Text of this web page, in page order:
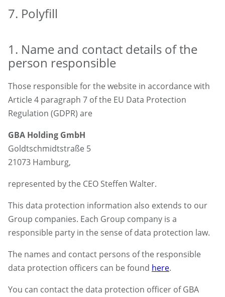
7. Polyfill
1. Name and contact details of the
person responsible
Those responsible for the website in accordance with
Article 4 paragraph 7 of the EU Data Protection
Regulation (GDPR) are
GBA Holding GmbH
Goldtschmidtstraße 5
21073 Hamburg,
represented by the CEO Steffen Walter.
This data protection information also extends to our
Group companies. Each Group company is a
responsible party in the sense of data protection law.
The names and contact persons of the responsible
data protection officers can be found here.
You can contact the data protection officer of GBA